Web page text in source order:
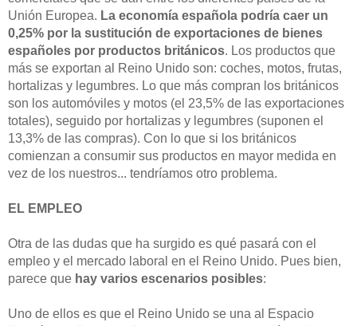
Unión Europea. La economía española podría caer un
0,25% por la sustitución de exportaciones de bienes
españoles por productos británicos. Los productos que
más se exportan al Reino Unido son: coches, motos, frutas,
hortalizas y legumbres. Lo que más compran los británicos
son los automóviles y motos (el 23,5% de las exportaciones
totales), seguido por hortalizas y legumbres (suponen el
13,3% de las compras). Con lo que si los británicos
comienzan a consumir sus productos en mayor medida en
vez de los nuestros... tendríamos otro problema.
EL EMPLEO
Otra de las dudas que ha surgido es qué pasará con el
empleo y el mercado laboral en el Reino Unido. Pues bien,
parece que hay varios escenarios posibles:
Uno de ellos es que el Reino Unido se una al Espacio